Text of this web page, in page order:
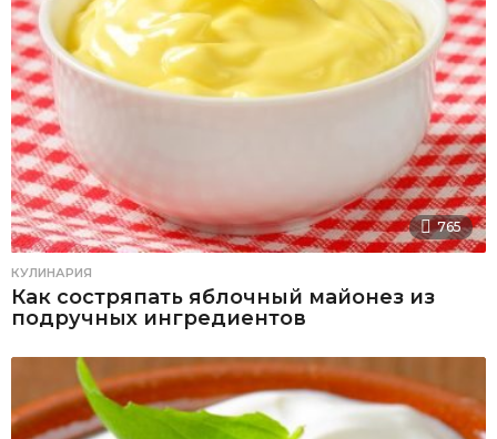
765
КУЛИНАРИЯ
Как состряпать яблочный майонез из
подручных ингредиентов